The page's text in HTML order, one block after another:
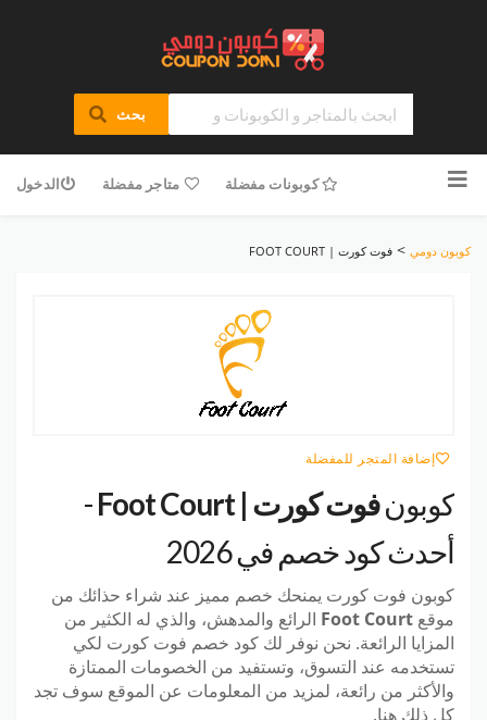
بحث
للمحتوى
كوبونات مفضلة متاجر مفضلة الدخول
كوبون دومي > فوت كورت | FOOT COURT
إضافة المتجر للمفضلة
كوبونفوت كورت | Foot Court
-
أحدث كود خصم في 2026
كوبون فوت كورت يمنحك خصم مميز عند شراء حذائك من
موقع Foot Court الرائع والمدهش، والذي له الكثير من
المزايا الرائعة. نحن نوفر لك كود خصم فوت كورت لكي
تستخدمه عند التسوق، وتستفيد من الخصومات الممتازة
والأكثر من رائعة، لمزيد من المعلومات عن الموقع سوف تجد
كل ذلك هنا.